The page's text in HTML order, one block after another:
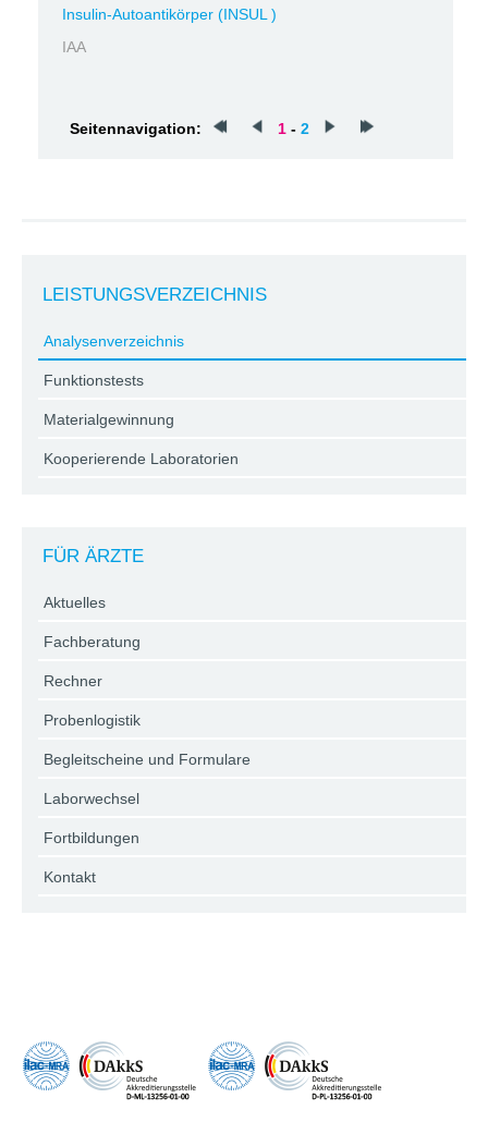
Insulin-Autoantikörper (INSUL )
IAA
Seitennavigation: 1 - 2
LEISTUNGSVERZEICHNIS
Analysenverzeichnis
Funktionstests
Materialgewinnung
Kooperierende Laboratorien
FÜR ÄRZTE
Aktuelles
Fachberatung
Rechner
Probenlogistik
Begleitscheine und Formulare
Laborwechsel
Fortbildungen
Kontakt